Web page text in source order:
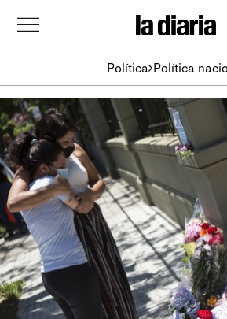
Política Política